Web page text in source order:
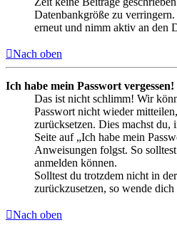
Datenbankgröße zu
erneut und nimm aktiv an den
Nach oben
Ich habe mein Passwort vergessen!
Das ist nicht schlimm! Wir
Passwort nicht wieder
zurücksetzen. Dies machst du,
Seite auf „Ich habe mein
Anweisungen folgst. So
anmelden können.
Solltest du trotzdem nicht in
zurückzusetzen, so wende
Nach oben